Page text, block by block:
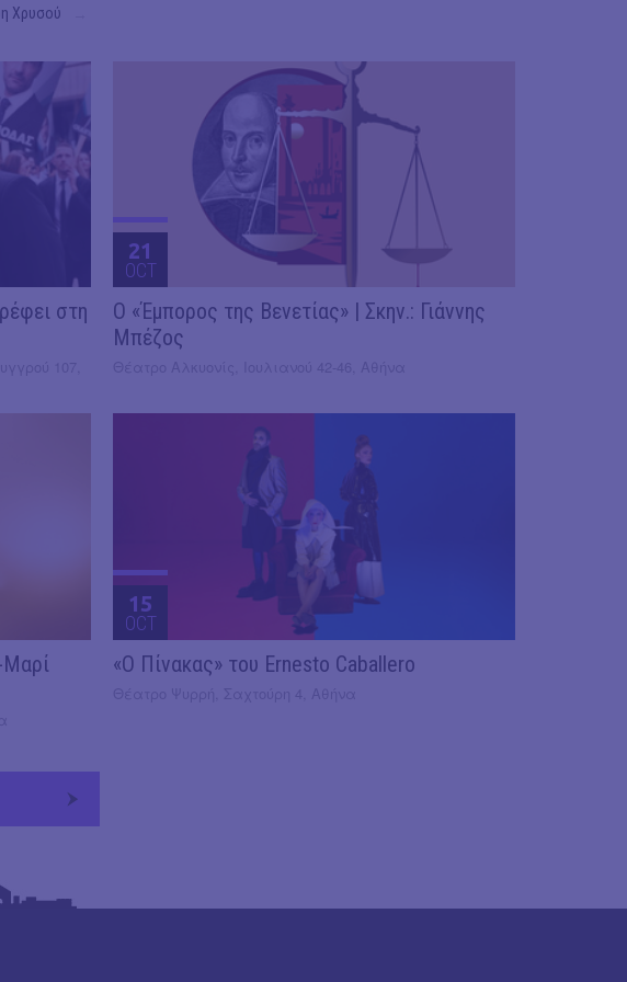
Χρυσού
στη
21
OCT
Ο «Έμπορος της Βενετίας» | Σκην.: Γιάννης
Μπέζος
15
OCT
«Ο Πίνακας» του Ernesto Caballero